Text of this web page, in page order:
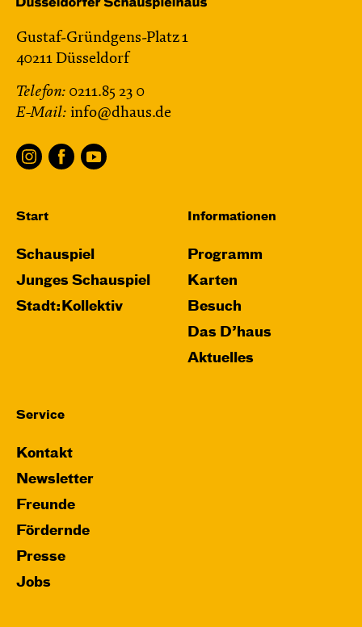
Gustaf-Gründgens-Platz 1
40211 Düsseldorf
Telefon: 0211.85 23 0
E-Mail: info@dhaus.de
Start
Schauspiel
Junges Schauspiel
Stadt:Kollektiv
Informationen
Programm
Karten
Besuch
Das D’haus
Aktuelles
Service
Kontakt
Newsletter
Freunde
Fördernde
Presse
Jobs